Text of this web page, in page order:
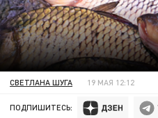
СВЕТЛАНА ШУГА 19 МАЯ 12:12
ПОДПИШИТЕСЬ: